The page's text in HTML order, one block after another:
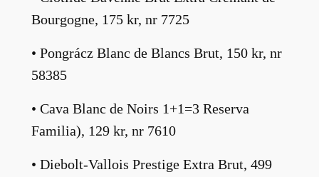
Bourgogne, 175 kr, nr 7725
• Pongrácz Blanc de Blancs Brut, 150 kr, nr
58385
• Cava Blanc de Noirs 1+1=3 Reserva
Familia), 129 kr, nr 7610
• Diebolt-Vallois Prestige Extra Brut, 499